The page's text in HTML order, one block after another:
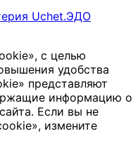
Uchet.ЭДО
с целью
удобства
представляют
информацию о
Если вы не
измените